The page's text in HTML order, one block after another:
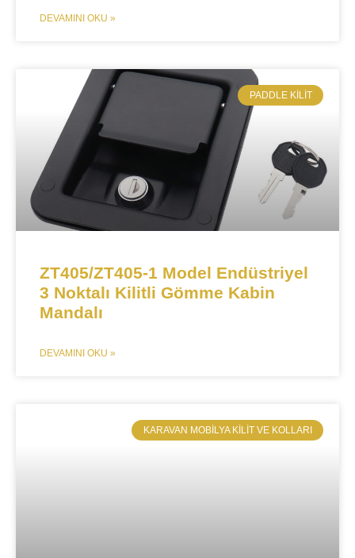
DEVAMINI OKU »
​PADDLE KILIT
ZT405/ZT405-1 Model Endüstriyel
3 Noktalı Kilitli Gömme Kabin
Mandalı
DEVAMINI OKU »
​KARAVAN MOBILYA KILIT VE KOLLARI